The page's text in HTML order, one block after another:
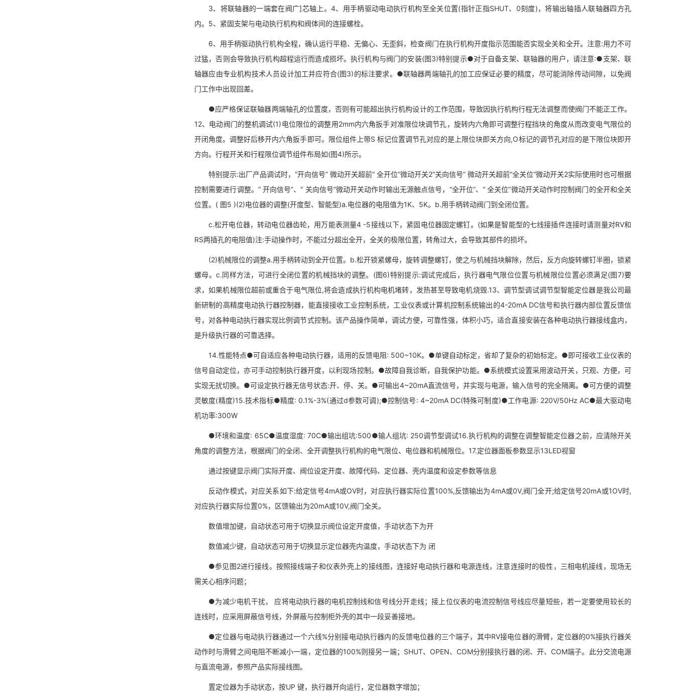
3、将联轴器的一端套在阀广]芯轴上。4、用手柄驱动电动执行机构至全关位置(指针正指SHUT、0刻度)，将输出轴插人联轴器四方孔
内。5、紧固支架与电动执行机构和阀体间的连接螺栓。
6、用手柄驱动执行机构全程，确认运行平稳、无偏心、无歪斜，检查阀门在执行机构开度指示范围能否实现全关和全开。注意:用力不可
过猛，否则会导致执行机构超程运行而造成损坏。执行机构与阀门的安装(图3)特别提示●对于自备支架、联轴器的用户，请注意:●支架、联
轴器应由专业机构技术人员设计加工并应符合(图3)的标注要求。●联轴器两端轴孔的加工应保证必要的精度，尽可能消除传动间隙，以免阀
门工作中出现回差。
●应严格保证联轴器两端轴孔的位置度，否则有可能超出执行机构设计的工作范围，导致因执行机构行程无法调整而使阀门不能正工作。
12、电动阀门的整机调试(1)电位限位的调整用2mm内六角扳手对准限位块调节孔，旋转内六角即可调整行程挡块的角度从而改变电气限位的
开闭角度。调整好后移开内六角扳手即可。限位组件上带S 标记位置调节孔对应的是上限位块即关方向,O标记的调节孔对应的是下限位块即开
方向。行程开关和行程限位调节组件布局如(图4)所示。
特别提示:出厂产品调试时，“开向信号” 微动开关超前“ 全开位”微动开关2“关向信号” 微动开关超前“全关位”微动开关2实际使用时也可根据
控制需要进行调整。“ 开向信号”、“ 关向信号”微动开关动作时输出无源触点信号，“全开位”、“ 全关位”微动开关动作时控制阀门的全开和全关
位置。( 图5 )(2)电位器的调整(开度型、智能型)a.电位器的电阻值为1K、5K。b.用手柄转动阀门到全闭位置。
c.松开电位器，转动电位器齿轮，用万能表测量4 -5接线以下，紧固电位器固定螺钉。(如果是智能型的七线接插件连接时请测量对RV和
RS两插孔的电阻值)注:手动操作时，不能过分超出全开，全关的极限位置，转角过大，会导致其部件的损坏。
(2)机械限位的调整a.用手柄转动到全开位置。b.松开锁紧螺母，旋转调整螺钉，使之与机械挡块解除，然后，反方向旋转螺钉半圈，锁紧
螺母。c.同样方法，可进行全闭位置的机械挡块的调整。(图6)特别提示:调试完成后，执行器电气限位位置与机械限位位置必须满足(图7)要
求，如果机械限位超前或重合于电气限位,将会造成执行机构电机堵转，发热甚至导致电机烧毁.13、调节型调试调节型智能定位器是我公司最
新研制的高精度电动执行器控制器，能直接接收工业控制系统，工业仪表或计算机控制系统输出的4-20mA DC信号和执行器内部位置反馈信
号，对各种电动执行器实现比例调节式控制。该产品操作简单，调试方便，可靠性强，体积小巧，适合直接安装在各种电动执行器接线盒内，
是升级执行器的可靠选择。
14.性能特点●可自适应各种电动执行器，适用的反馈电阻: 500~10K。●单键自动标定，省却了复杂的初始标定。●即可接收工业仪表的
信号自动定位，亦可手动控制执行器开度，以利现场控制。●故障自我诊断，自我保护功能。●系统模式设置采用波动开关，只观、方便，可
实现无扰切换。●可设定执行器无信号状态:开、停、关。●可输出4~20mA直流信号，并实现与电源，输入信号的完全隔离。●可方便的调整
灵敏度(精度)15.技术指标●精度: 0.1%-3%(通过d参数可调);●控制信号: 4~20mA DC(特殊可制度)●工作电源: 220V/50Hz AC●最大驱动电
机功率:300W
●环境和温度: 65C●温度湿度: 70C●输出组坑:500●输人组坑: 250调节型调试16.执行机构的调整在调整智能定位器之前，应清除开关
角度的调整方法，根据阀门的全闭、全开调整执行机构的电气限位、电位器和机械限位。17.定位器面板参数显示13LED视窗
通过按键显示阀门实际开度、阀位设定开度、故障代码、定位器、壳内温度和设定参数等信息
反动作模式，对应关系如下:给定信号4mA或OV时，对应执行器实际位置100%,反馈输出为4mA或0V,阀门全开;给定信号20mA或1OV时,
对应执行器实际位置0%，区馈输出为20mA或10V,阀门全关。
数值增加键，自动状态可用于切换显示阀位设定开度值，手动状态下为开
数值减少键，自动状态可用于切换显示定位器壳内温度，手动状态下为 闭
●参见图2进行接线。按照接线端子和仪表外壳上的接线图，连接好电动执行器和电源连线，注意连接时的极性，三相电机接线，现场无
需关心相序问题；
●为减少电机干扰， 应将电动执行器的电机控制线和信号线分开走线；接上位仪表的电流控制信号线应尽量短些，若一定要使用较长的
连线时，应采用屏蔽信号线，外屏蔽与控制柜外壳的其中一段妥善接地。
●定位器与电动执行器通过一个六线%分别接电动执行器内的反馈电位器的三个端子，其中RV接电位器的滑臂，定位器的0%接执行器关
动作时与滑臂之间电阻不断减小一端，定位器的100%则接另一端；SHUT、OPEN、COM分别接执行器的闭、开、COM端子。此分交流电源
与直流电源，参照产品实际接线图。
置定位器为手动状态，按UP 键，执行器开向运行，定位器数字增加；